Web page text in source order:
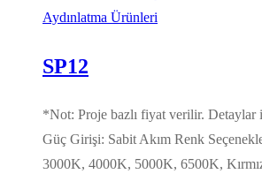
Aydınlatma Ürünleri
SP12
*Not: Proje bazlı fiyat verilir. Detaylar
Güç Girişi: Sabit Akım Renk
3000K, 4000K, 5000K, 6500K,